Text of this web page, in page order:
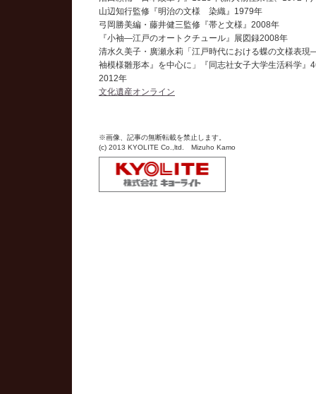
山辺知行監修『明治の文様 染織』1979年
弓岡勝美編・藤井健三監修『帯と文様』2008年
『小袖―江戸のオートクチュール』展図録2008年
清水久美子・廣瀬永莉「江戸時代における蝶の文様表現
袖模様雛形本』を中心に」『同志社女子大学生活科学』
2012年
文化遺産オンライン
※画像、記事の無断転載を禁止します。
(c) 2013 KYOLITE Co.,ltd. Mizuho Kamo